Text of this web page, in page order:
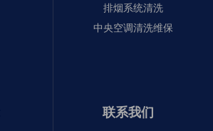
排烟系统清洗
中央空调清洗维保
联系我们